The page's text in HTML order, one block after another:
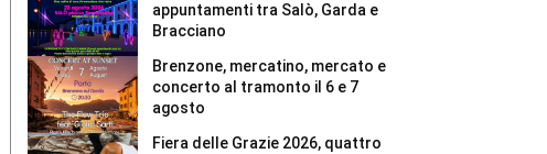
Nome:*
Email:*
appuntamenti tra Salò, Garda e
Bracciano
Brenzone, mercatino, mercato e
concerto al tramonto il 6 e 7
agosto
Fiera delle Grazie 2026, quattro